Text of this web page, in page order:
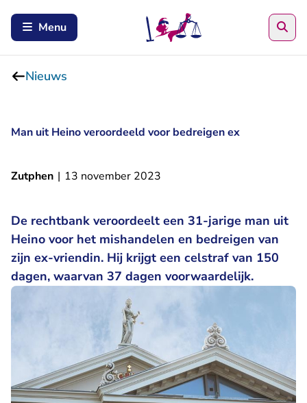
Menu
Nieuws
Man uit Heino veroordeeld voor bedreigen ex
Zutphen | 13 november 2023
De rechtbank veroordeelt een 31-jarige man uit
Heino voor het mishandelen en bedreigen van
zijn ex-vriendin. Hij krijgt een celstraf van 150
dagen, waarvan 37 dagen voorwaardelijk.